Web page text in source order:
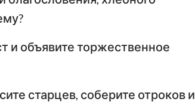
и объявите торжественное
старцев, соберите отроков и